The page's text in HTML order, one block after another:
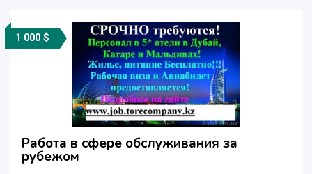
1 000 $
Работа в сфере обслуживания за
рубежом